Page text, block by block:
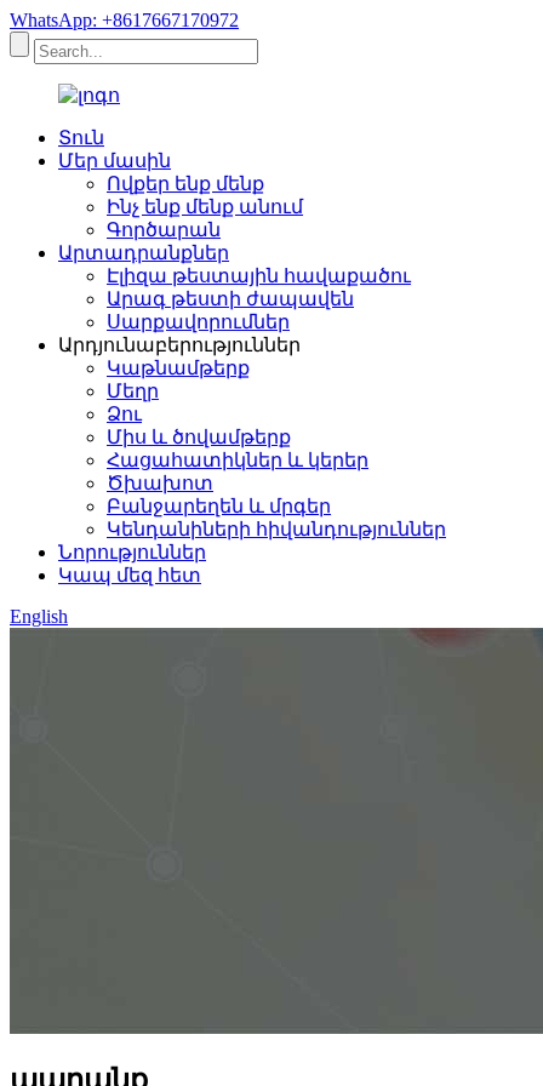
WhatsApp: +8617667170972
Տուն
Մեր մասին
Ովքեր ենք մենք
Ինչ ենք մենք անում
Գործարան
Արտադրանքներ
Էլիզա թեստային հավաքածու
Արագ թեստի ժապավեն
Սարքավորումներ
Արդյունաբերություններ
Կաթնամթերք
Մեղր
Ձու
Միս և ծովամթերք
Հացահատիկներ և կերեր
Ծխախոտ
Բանջարեղեն և մրգեր
Կենդանիների հիվանդություններ
Նորություններ
Կապ մեզ հետ
English